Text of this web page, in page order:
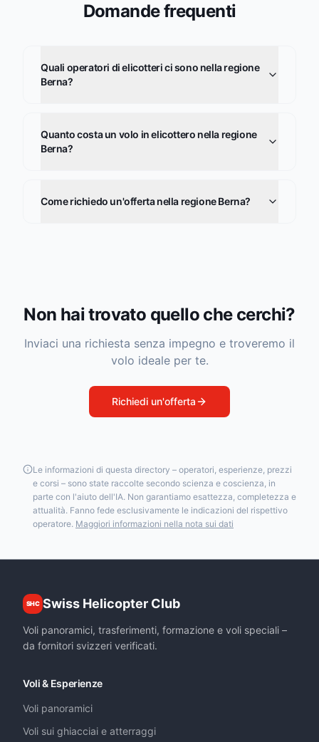
Domande frequenti
Quali operatori di elicotteri ci sono nella regione
Berna?
Quanto costa un volo in elicottero nella regione
Berna?
Come richiedo un'offerta nella regione Berna?
Non hai trovato quello che cerchi?
Inviaci una richiesta senza impegno e troveremo il
volo ideale per te.
Richiedi un'offerta
Le informazioni di questa directory – operatori, esperienze, prezzi
e corsi – sono state raccolte secondo scienza e coscienza, in
parte con l'aiuto dell'IA. Non garantiamo esattezza, completezza e
attualità. Fanno fede esclusivamente le indicazioni del rispettivo
operatore. Maggiori informazioni nella nota sui dati
SHC Swiss Helicopter Club
Voli panoramici, trasferimenti, formazione e voli speciali –
da fornitori svizzeri verificati.
Voli & Esperienze
Voli panoramici
Voli sui ghiacciai e atterraggi